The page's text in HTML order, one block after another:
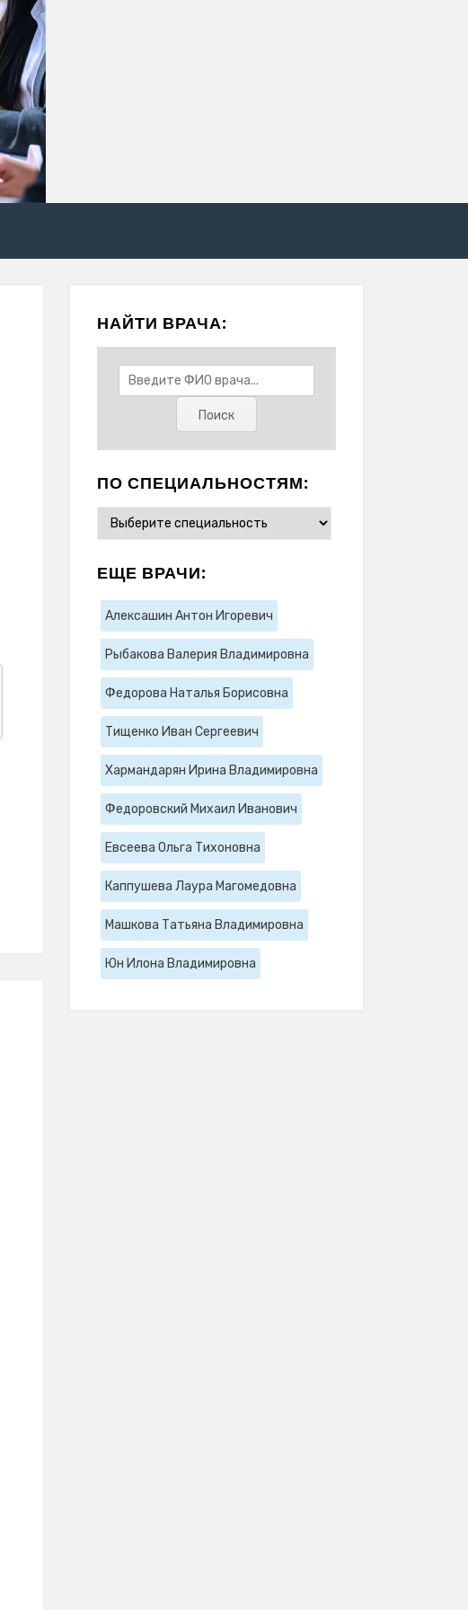
НАЙТИ ВРАЧА:
ПО СПЕЦИАЛЬНОСТЯМ:
ЕЩЕ ВРАЧИ:
Алексашин Антон Игоревич
Рыбакова Валерия Владимировна
Федорова Наталья Борисовна
Тищенко Иван Сергеевич
Хармандарян Ирина Владимировна
Федоровский Михаил Иванович
Евсеева Ольга Тихоновна
Каппушева Лаура Магомедовна
Машкова Татьяна Владимировна
Юн Илона Владимировна